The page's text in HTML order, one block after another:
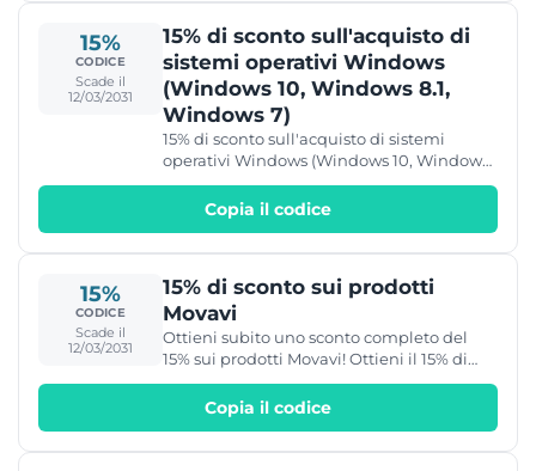
15%
CODICE
Scade il
12/03/2031
15% di sconto sull'acquisto di
sistemi operativi Windows
(Windows 10, Windows 8.1,
Windows 7)
15% di sconto sull'acquisto di sistemi
operativi Windows (Windows 10, Windows
8.1, Windows 7)
Copia il codice
15%
CODICE
Scade il
12/03/2031
15% di sconto sui prodotti
Movavi
Ottieni subito uno sconto completo del
15% sui prodotti Movavi! Ottieni il 15% di
sconto su prodotti come: - Movavi Video
Suite - Movavi Screen Recorder - Movavi
Video Editor Plus
Copia il codice